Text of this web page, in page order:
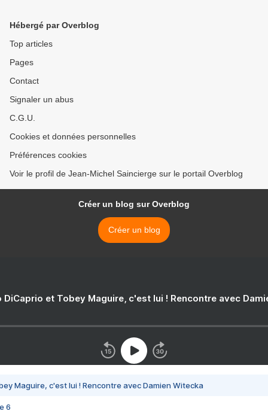
Hébergé par Overblog
Top articles
Pages
Contact
Signaler un abus
C.G.U.
Cookies et données personnelles
Préférences cookies
Voir le profil de Jean-Michel Saincierge sur le portail Overblog
Créer un blog sur Overblog
Créer un blog
DiCaprio et Tobey Maguire, c'est lui ! Rencontre avec
Maguire, c'est lui ! Rencontre avec Damien Witecka
6